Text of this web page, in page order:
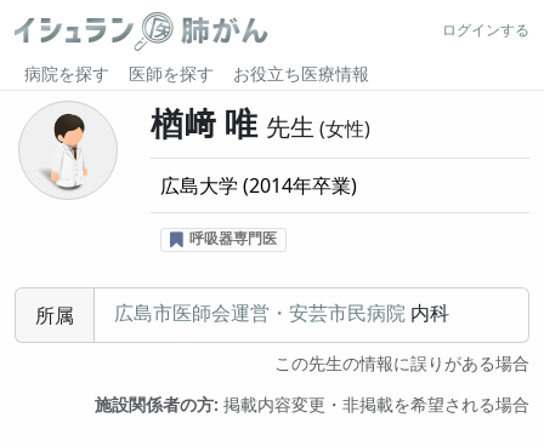
ログインする
病院を探す 医師を探す お役立ち医療情報
楢﨑 唯 先生 女性
広島大学 (2014年卒業)
呼吸器専門医
所属 広島市医師会運営・安芸市民病院 内科
この先生の情報に誤りがある場合
施設関係者の方: 掲載内容変更・非掲載を希望される場合